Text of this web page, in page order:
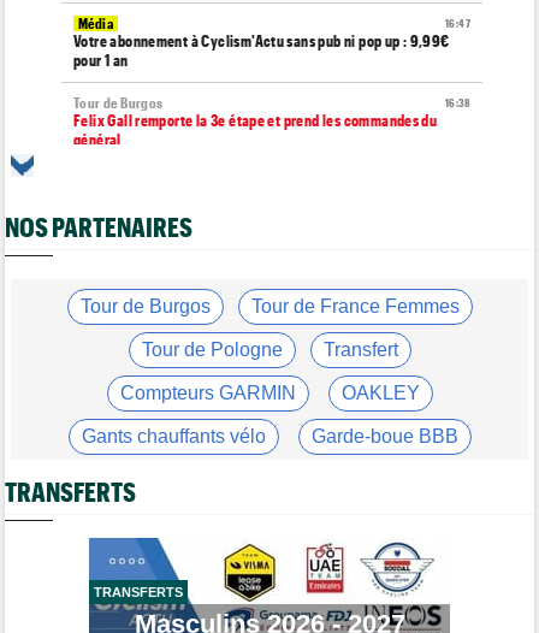
16:47
Média
Votre abonnement à Cyclism'Actu sans pub ni pop up : 9,99€
pour 1 an
16:38
Tour de Burgos
Felix Gall remporte la 3e étape et prend les commandes du
général
Média
15:37
Route
Un Allemand de la Visma victime d'une fracture pour la 2e fois
en 2 mois !
Blessé, le Belge Toon Aerts, a mis un terme à sa saison 2026
15:00
Tour de France Femmes
David Lappartient : "Le cyclisme féminin progresse mais..."
Tour de France Femmes
Tour de France Femmes
Puck Pieterse : "Désormais, je vise le maillot à pois..."
Transfert
NOS PARTENAIRES
Tour de Burgos Tour de France Femmes
Tour de Pologne Transfert
Compteurs GARMIN OAKLEY
Gants chauffants vélo Garde-boue BBB
Casque ABUS
TRANSFERTS
TRANSFERTS
Masculins 2026 - 2027